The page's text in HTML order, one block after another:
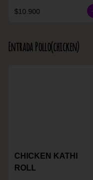
$10.900
Entrada Pollo(chicken)
CHICKEN KATHI
ROLL